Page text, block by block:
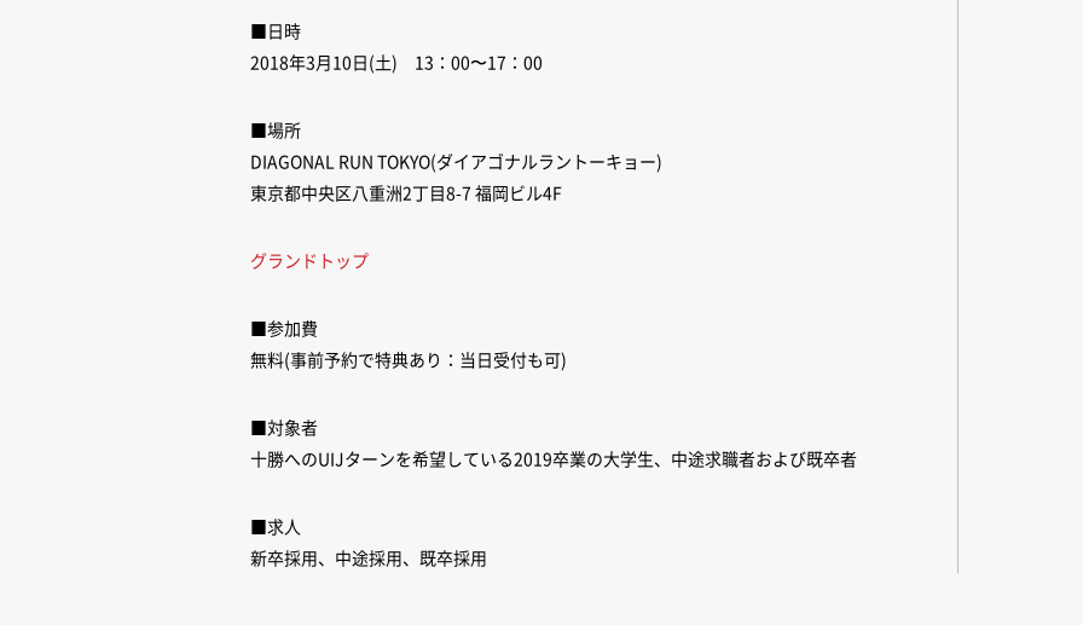
■日時
2018年3月10日(土) 13：00〜17：00
■場所
DIAGONAL RUN TOKYO(ダイアゴナルラントーキョー)
東京都中央区八重洲2丁目8-7 福岡ビル4F
グランドトップ
■参加費
無料(事前予約で特典あり：当日受付も可)
■対象者
十勝へのUIJターンを希望している2019卒業の大学生、中途求職者および既卒者
■求人
新卒採用、中途採用、既卒採用